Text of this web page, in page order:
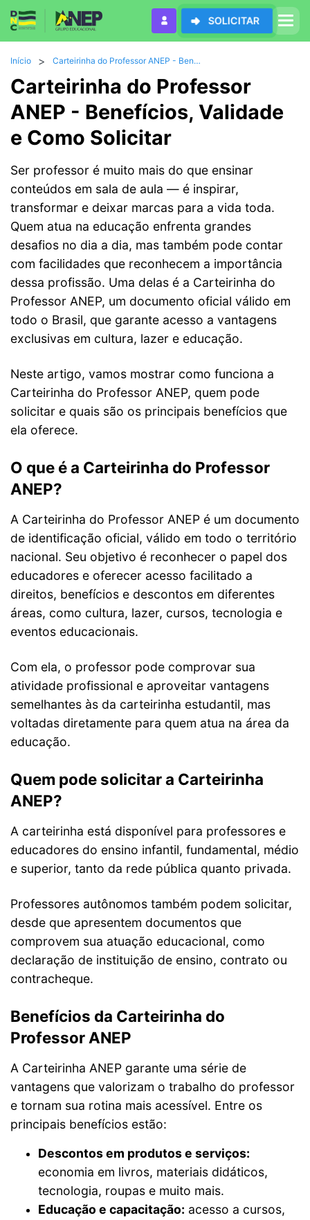
SOLICITAR
Início > Carteirinha do Professor ANEP - Benefícios, Validade e Como Solicitar
Carteirinha do Professor
ANEP - Benefícios, Validade
e Como Solicitar
Ser professor é muito mais do que ensinar
conteúdos em sala de aula — é inspirar,
transformar e deixar marcas para a vida toda.
Quem atua na educação enfrenta grandes
desafios no dia a dia, mas também pode contar
com facilidades que reconhecem a importância
dessa profissão. Uma delas é a Carteirinha do
Professor ANEP, um documento oficial válido em
todo o Brasil, que garante acesso a vantagens
exclusivas em cultura, lazer e educação.
Neste artigo, vamos mostrar como funciona a
Carteirinha do Professor ANEP, quem pode
solicitar e quais são os principais benefícios que
ela oferece.
O que é a Carteirinha do Professor
ANEP?
A Carteirinha do Professor ANEP é um documento
de identificação oficial, válido em todo o território
nacional. Seu objetivo é reconhecer o papel dos
educadores e oferecer acesso facilitado a
direitos, benefícios e descontos em diferentes
áreas, como cultura, lazer, cursos, tecnologia e
eventos educacionais.
Com ela, o professor pode comprovar sua
atividade profissional e aproveitar vantagens
semelhantes às da carteirinha estudantil, mas
voltadas diretamente para quem atua na área da
educação.
Quem pode solicitar a Carteirinha
ANEP?
A carteirinha está disponível para professores e
educadores do ensino infantil, fundamental, médio
e superior, tanto da rede pública quanto privada.
Professores autônomos também podem solicitar,
desde que apresentem documentos que
comprovem sua atuação educacional, como
declaração de instituição de ensino, contrato ou
contracheque.
Benefícios da Carteirinha do
Professor ANEP
A Carteirinha ANEP garante uma série de
vantagens que valorizam o trabalho do professor
e tornam sua rotina mais acessível. Entre os
principais benefícios estão:
Descontos em produtos e serviços:
economia em livros, materiais didáticos,
tecnologia, roupas e muito mais.
Educação e capacitação: acesso a cursos,